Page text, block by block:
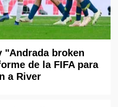
"Andrada broken
de la FIFA para
a River